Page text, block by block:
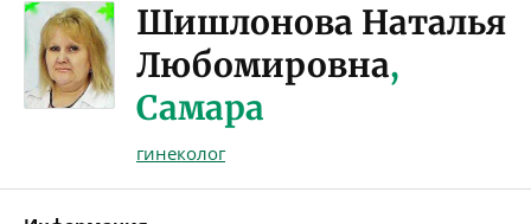
Шишлонова Наталья
Любомировна,
Самара
гинеколог